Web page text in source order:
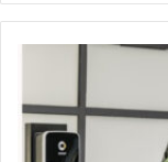
τις συνθήκες
τις ελληνικές
τιμολογηθεί με
δεκαετούς
φέτος και
εκδόσεις.